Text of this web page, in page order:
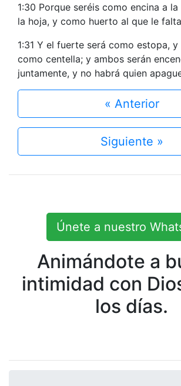
1:30 Porque seréis como encina a
la hoja, y como huerto al que le
1:31 Y el fuerte será como estopa,
como centella; y ambos serán
juntamente, y no habrá quien
« Anterior
Siguiente »
Únete a nuestro
Animándote a
intimidad con
los días.